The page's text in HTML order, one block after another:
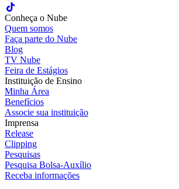
Conheça o Nube
Quem somos
Faça parte do Nube
Blog
TV Nube
Feira de Estágios
Instituição de Ensino
Minha Área
Benefícios
Associe sua instituição
Imprensa
Release
Clipping
Pesquisas
Pesquisa Bolsa-Auxílio
Receba informações